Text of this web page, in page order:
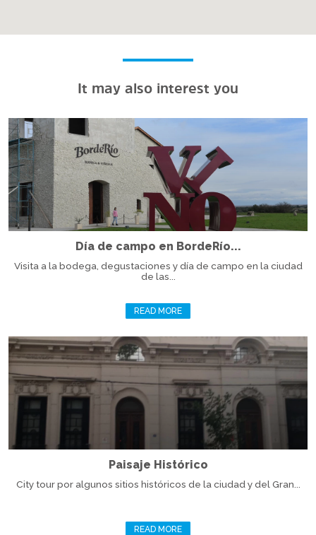
It may also interest you
Día de campo en BordeRío...
Visita a la bodega, degustaciones y día de campo en la ciudad
de las...
READ MORE
Paisaje Histórico
City tour por algunos sitios históricos de la ciudad y del Gran...
READ MORE